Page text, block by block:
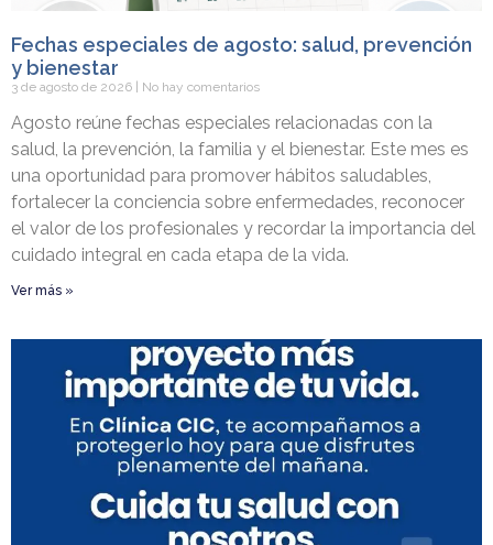
Fechas especiales de agosto: salud, prevención
y bienestar
3 de agosto de 2026 No hay comentarios
Agosto reúne fechas especiales relacionadas con la
salud, la prevención, la familia y el bienestar. Este mes es
una oportunidad para promover hábitos saludables,
fortalecer la conciencia sobre enfermedades, reconocer
el valor de los profesionales y recordar la importancia del
cuidado integral en cada etapa de la vida.
Ver más »